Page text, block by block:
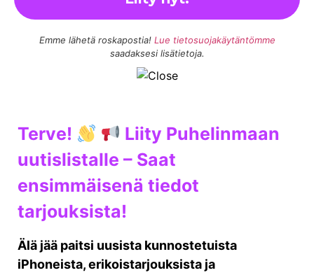
Emme lähetä roskapostia! Lue tietosuojakäytäntömme
saadaksesi lisätietoja.
Terve!
Liity Puhelinmaan
uutislistalle – Saat
ensimmäisenä tiedot
tarjouksista!
Älä jää paitsi uusista kunnostetuista
iPhoneista, erikoistarjouksista ja